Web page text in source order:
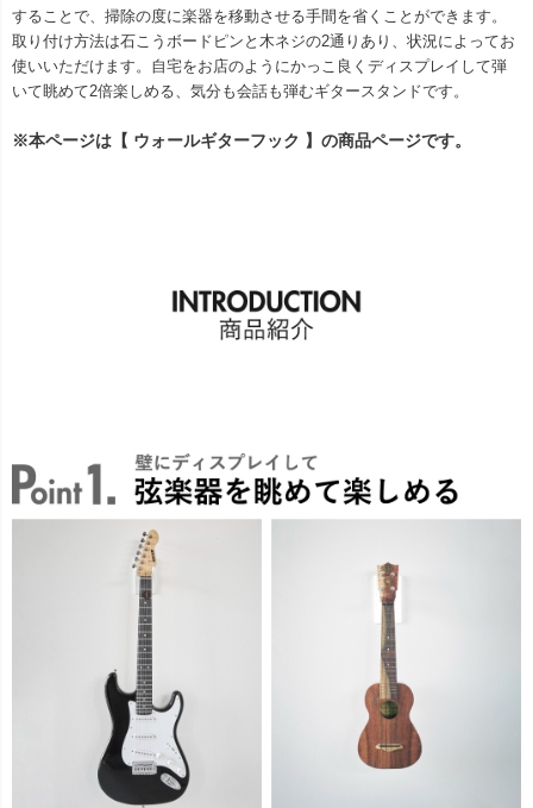
することで、掃除の度に楽器を移動させる手間を省くことができます。
取り付け方法は石こうボードピンと木ネジの2通りあり、状況によってお
使いいただけます。自宅をお店のようにかっこ良くディスプレイして弾
いて眺めて2倍楽しめる、気分も会話も弾むギタースタンドです。
※本ページは【 ウォールギターフック 】の商品ページです。